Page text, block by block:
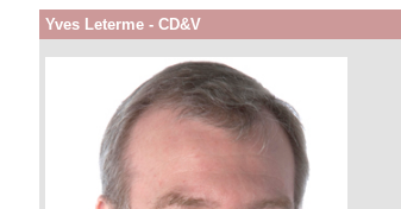
Yves Leterme - CD&V